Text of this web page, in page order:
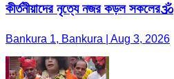
কীর্তনীয়াদের নৃত্যে নজর কড়ল সকলের🕉️
Bankura 1, Bankura | Aug 3, 2026